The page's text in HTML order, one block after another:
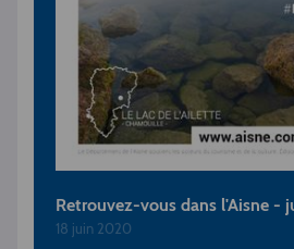
Retrouvez-vous dans l'Aisne -
18 juin 2020